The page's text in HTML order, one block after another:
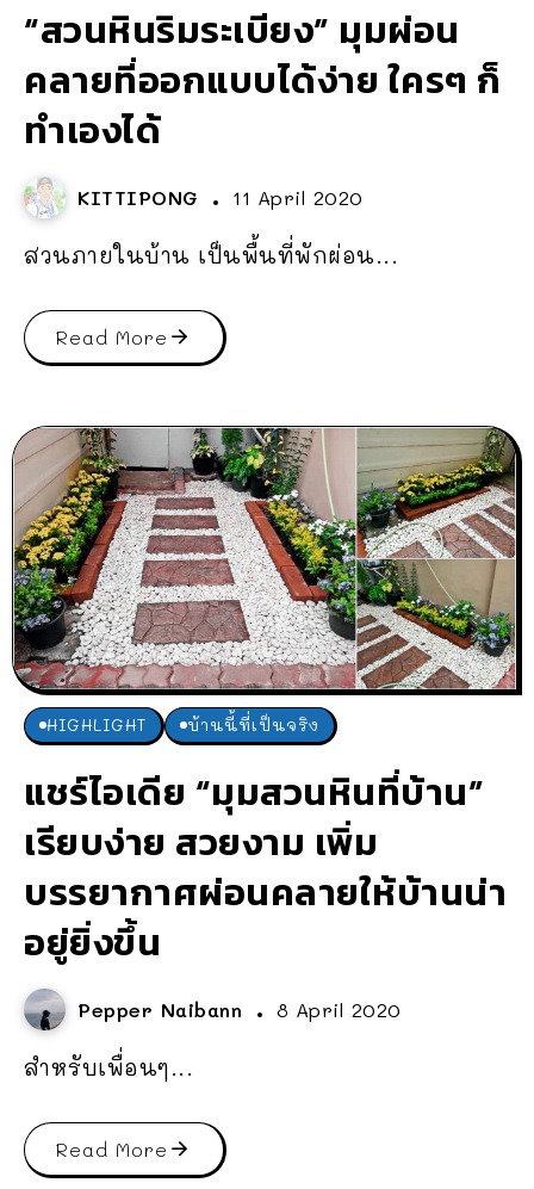
“สวนหินริมระเบียง” มุมผ่อน
คลายที่ออกแบบได้ง่าย ใครๆ ก็
ทำเองได้
KITTIPONG 11 April 2020
สวนภายในบ้าน เป็นพื้นที่พักผ่อน...
Read More
HIGHLIGHT บ้านนี้ที่เป็นจริง
แชร์ไอเดีย “มุมสวนหินที่บ้าน”
เรียบง่าย สวยงาม เพิ่ม
บรรยากาศผ่อนคลายให้บ้านน่า
อยู่ยิ่งขึ้น
Pepper Naibann 8 April 2020
สำหรับเพื่อนๆ...
Read More